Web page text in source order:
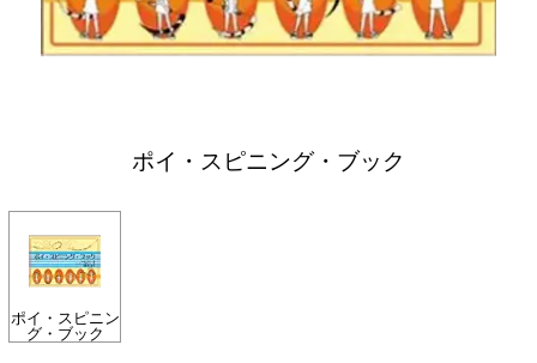
ポイ・スピニング・ブック
ポイ・スピニン
グ・ブック